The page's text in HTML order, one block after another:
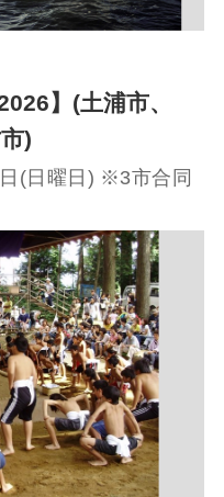
】(土浦市、
)
(日曜日) ※3市合同